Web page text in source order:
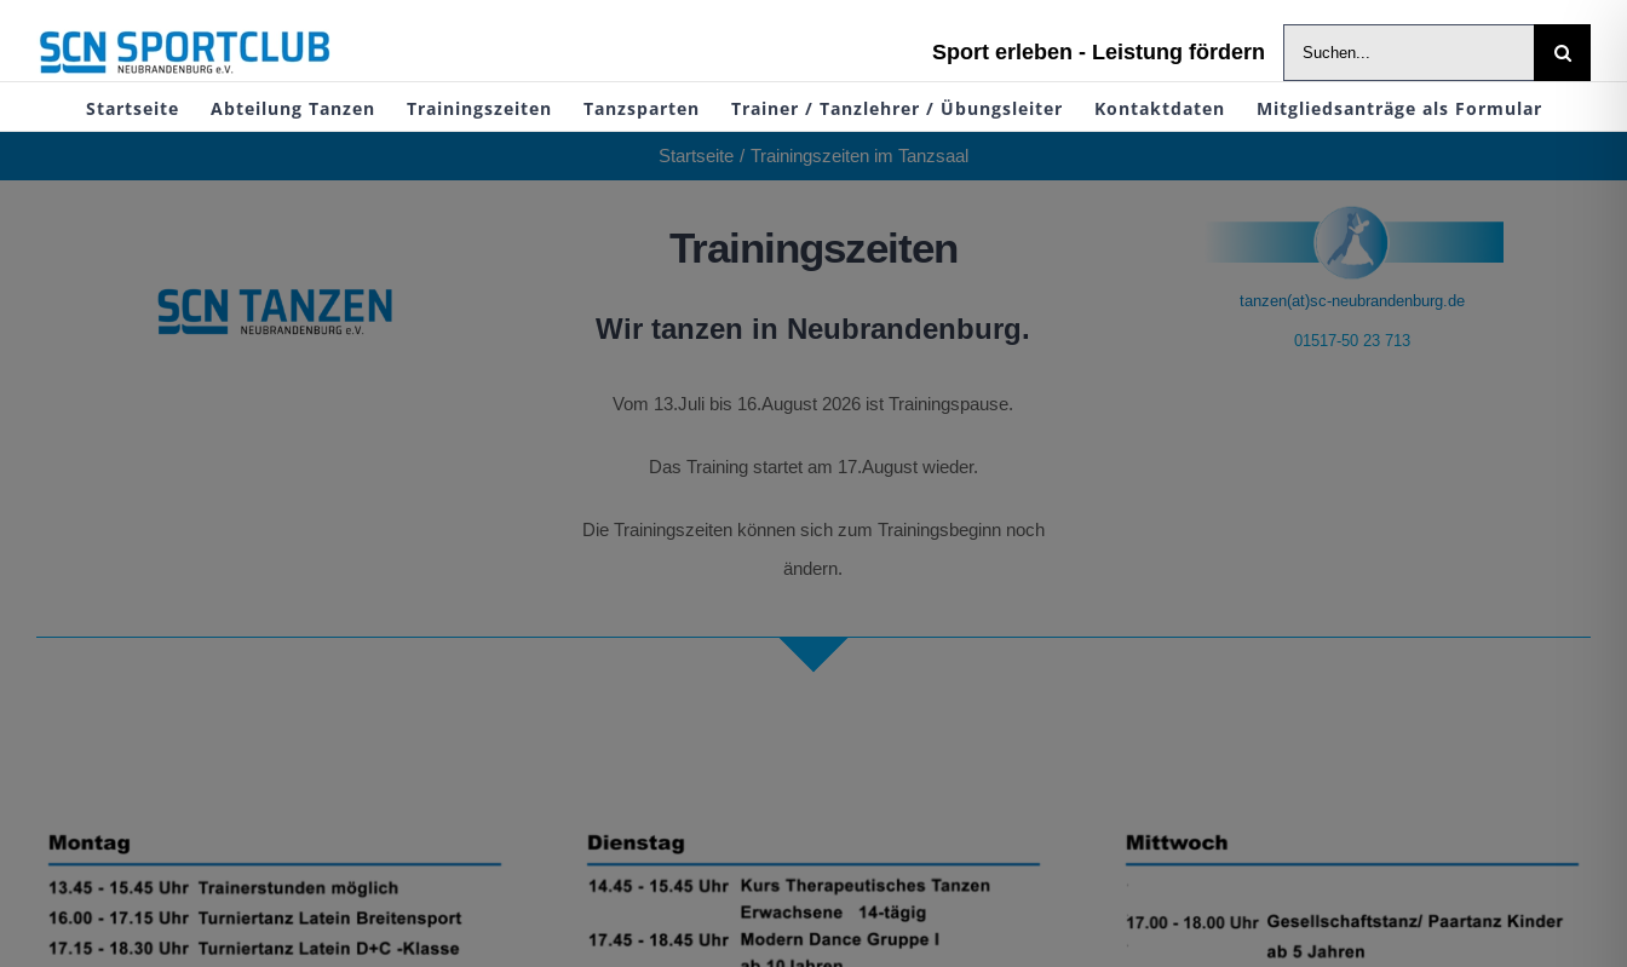
Inhalt
Sport erleben - Leistung fördern
Suche
nach:
Startseite Abteilung Tanzen Trainingszeiten Tanzsparten Trainer / Tanzlehrer / Übungsleiter Kontaktdaten Mitgliedsanträge als Formular
Startseite Trainingszeiten im Tanzsaal
Trainingszeiten
Wir tanzen in Neubrandenburg.
Vom 13.Juli bis 16.August 2026 ist Trainingspause.
Das Training startet am 17.August wieder.
Die Trainingszeiten können sich zum Trainingsbeginn noch
ändern.
tanzen(at)sc-neubrandenburg.de
01517-50 23 713